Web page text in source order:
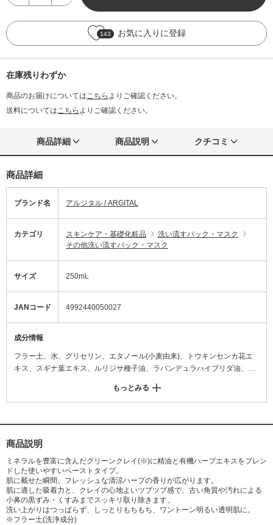
143 お気に入りに登録
在庫残りわずか
商品のお届けについてはこちら よりご確認ください。
送料についてはこちら よりご確認ください。
商品詳細 商品説明 クチコミ
商品詳細
ブランド名 アルジタル / ARGITAL
カテゴリ スキンケア・基礎化粧品
洗い流すパック・マスク
その他洗い流すパック・マスク
サイズ 250mL
JANコード 4992440050027
成分情報
フラー土、水、グリセリン、エタノール(小麦由来)、トウキンセンカ花エ
キス、スギナ葉エキス、ルリジサ種子油、ラバンデュラハイブリダ油、キ
もっとみる
商品説明
ミネラルを豊富に含んだグリーンクレイ(※)に精油と有機ハーブエキスをブレン
ドした使いやすいペーストタイプ。
肌に載せた瞬間、フレッシュな清涼ハーブの香りが広がります。
肌に適した吸着力と、クレイの心地よいツブツブ感で、古い角質や汚れによる
小鼻の黒ずみ・くすみまでスッキリ取り除きます。
洗い上がりはつっぱらず、しっとりもちもち、ワントーン明るい透明肌に。
※フラー土(洗浄成分)